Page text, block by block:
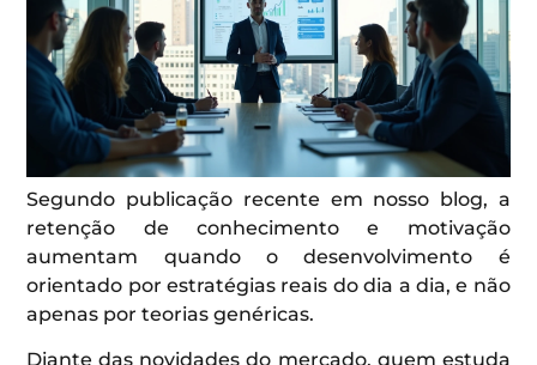
Segundo publicação recente em nosso blog, a
retenção de conhecimento e motivação
aumentam quando o desenvolvimento é
orientado por estratégias reais do dia a dia, e não
apenas por teorias genéricas.
Diante das novidades do mercado, quem estuda